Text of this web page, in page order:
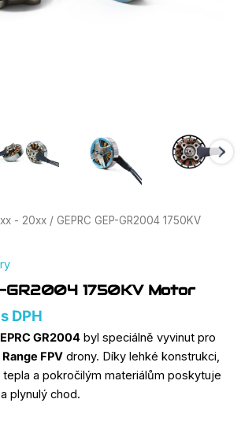
- 20xx / GEPRC GEP-GR2004 1750KV
GR2004 1750KV Motor
s DPH
GR2004 byl speciálně vyvinut pro
FPV drony. Díky lehké konstrukci,
a pokročilým materiálům poskytuje
plynulý chod.